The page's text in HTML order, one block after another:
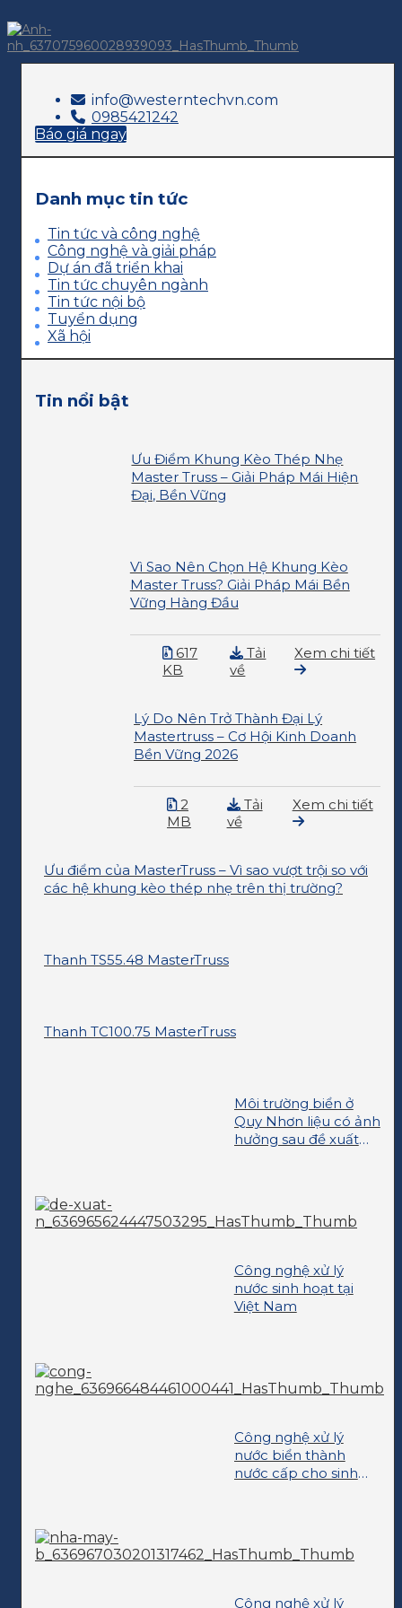
info@westerntechvn.com
0985421242
Báo giá ngay
Danh mục tin tức
Tin tức và công nghệ
Công nghệ và giải pháp
Dự án đã triển khai
Tin tức chuyên ngành
Tin tức nội bộ
Tuyển dụng
Xã hội
Tin nổi bật
Ưu Điểm Khung Kèo Thép Nhẹ
Master Truss – Giải Pháp Mái Hiện
Đại, Bền Vững
Vì Sao Nên Chọn Hệ Khung Kèo
Master Truss? Giải Pháp Mái Bền
Vững Hàng Đầu
617
KB
Tải
về
Xem chi tiết
Lý Do Nên Trở Thành Đại Lý
Mastertruss – Cơ Hội Kinh Doanh
Bền Vững 2026
2
MB
Tải
về
Xem chi tiết
Ưu điểm của MasterTruss – Vì sao vượt trội so với
các hệ khung kèo thép nhẹ trên thị trường?
Thanh TS55.48 MasterTruss
Thanh TC100.75 MasterTruss
Môi trường biển ở
Quy Nhơn liệu có ảnh
hưởng sau đề xuất
Công nghệ xử lý
nước sinh hoạt tại
Việt Nam
Công nghệ xử lý
nước biển thành
nước cấp cho sinh
Công nghệ xử lý